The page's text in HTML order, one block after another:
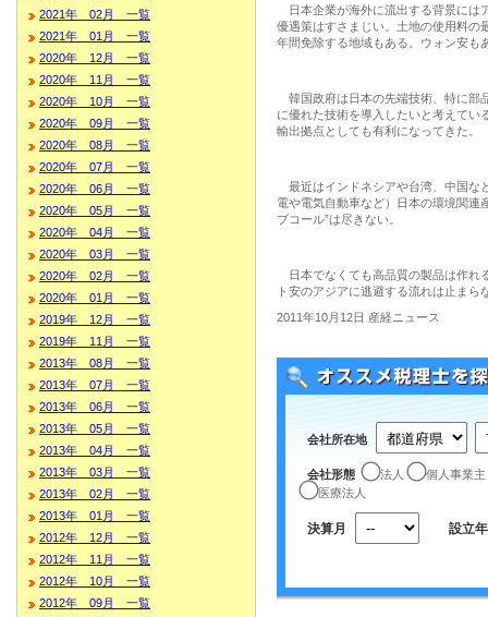
2021年 02月 一覧
2021年 01月 一覧
2020年 12月 一覧
2020年 11月 一覧
2020年 10月 一覧
2020年 09月 一覧
2020年 08月 一覧
2020年 07月 一覧
2020年 06月 一覧
2020年 05月 一覧
2020年 04月 一覧
2020年 03月 一覧
2020年 02月 一覧
2020年 01月 一覧
2019年 12月 一覧
2019年 11月 一覧
2013年 08月 一覧
2013年 07月 一覧
2013年 06月 一覧
2013年 05月 一覧
2013年 04月 一覧
2013年 03月 一覧
2013年 02月 一覧
2013年 01月 一覧
2012年 12月 一覧
2012年 11月 一覧
2012年 10月 一覧
2012年 09月 一覧
日本企業が海外に流出する背景には
優遇策はすさまじい。土地の使用料の
年間免除する地域もある。ウォン安も
韓国政府は日本の先端技術、特に部
に優れた技術を導入したいと考えてい
輸出拠点としても有利になってきた。
最近はインドネシアや台湾、中国な
電や電気自動車など）日本の環境関連
ブコール”は尽きない。
日本でなくても高品質の製品は作れ
ト安のアジアに逃避する流れは止まら
2011年10月12日 産経ニュース
会社所在地
会社形態 法人
個人事業主
医療法人
決算月 設立年